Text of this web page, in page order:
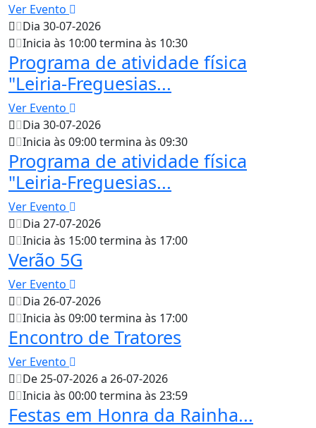
Ver Evento
Dia 30-07-2026
Inicia às 10:00 termina às 10:30
Programa de atividade física
"Leiria-Freguesias...
Ver Evento
Dia 30-07-2026
Inicia às 09:00 termina às 09:30
Programa de atividade física
"Leiria-Freguesias...
Ver Evento
Dia 27-07-2026
Inicia às 15:00 termina às 17:00
Verão 5G
Ver Evento
Dia 26-07-2026
Inicia às 09:00 termina às 17:00
Encontro de Tratores
Ver Evento
De 25-07-2026 a 26-07-2026
Inicia às 00:00 termina às 23:59
Festas em Honra da Rainha...